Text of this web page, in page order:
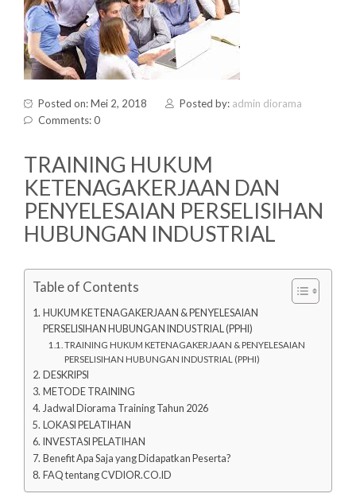
Posted on: Mei 2, 2018 Posted by: admin diorama
Comments: 0
TRAINING HUKUM
KETENAGAKERJAAN DAN
PENYELESAIAN PERSELISIHAN
HUBUNGAN INDUSTRIAL
Table of Contents
HUKUM KETENAGAKERJAAN & PENYELESAIAN
PERSELISIHAN HUBUNGAN INDUSTRIAL (PPHI)
TRAINING HUKUM KETENAGAKERJAAN & PENYELESAIAN
PERSELISIHAN HUBUNGAN INDUSTRIAL (PPHI)
DESKRIPSI
METODE TRAINING
Jadwal Diorama Training Tahun 2026
LOKASI PELATIHAN
INVESTASI PELATIHAN
Benefit Apa Saja yang Didapatkan Peserta?
FAQ tentang CVDIOR.CO.ID